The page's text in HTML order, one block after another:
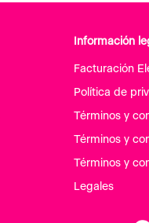
Información
Facturación
Política de
Términos y
Términos y
Términos y
Legales